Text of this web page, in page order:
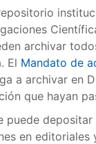
archivar
El Mandato de
a archivar en
que hayan
puede
en